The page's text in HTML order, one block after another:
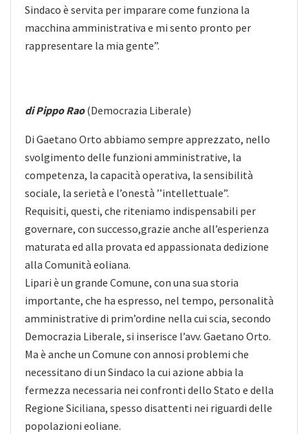
Sindaco è servita per imparare come funziona la
macchina amministrativa e mi sento pronto per
rappresentare la mia gente”.
di Pippo Rao(Democrazia Liberale)
Di Gaetano Orto abbiamo sempre apprezzato, nello
svolgimento delle funzioni amministrative, la
competenza, la capacità operativa, la sensibilità
sociale, la serietà e l’onestà ’’intellettuale”.
Requisiti, questi, che riteniamo indispensabili per
governare, con successo,grazie anche all’esperienza
maturata ed alla provata ed appassionata dedizione
alla Comunità eoliana.
Lipari è un grande Comune, con una sua storia
importante, che ha espresso, nel tempo, personalità
amministrative di prim’ordine nella cui scia, secondo
Democrazia Liberale, si inserisce l’avv. Gaetano Orto.
Ma è anche un Comune con annosi problemi che
necessitano di un Sindaco la cui azione abbia la
fermezza necessaria nei confronti dello Stato e della
Regione Siciliana, spesso disattenti nei riguardi delle
popolazioni eoliane.